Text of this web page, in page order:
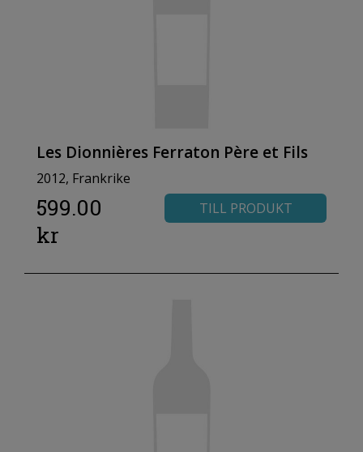
Les Dionnières Ferraton Père et Fils
2012, Frankrike
599.00
kr
TILL PRODUKT